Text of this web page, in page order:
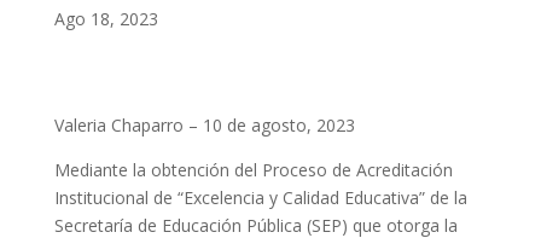
Ago 18, 2023
Valeria Chaparro – 10 de agosto, 2023
Mediante la obtención del Proceso de Acreditación
Institucional de “Excelencia y Calidad Educativa” de la
Secretaría de Educación Pública (SEP) que otorga la